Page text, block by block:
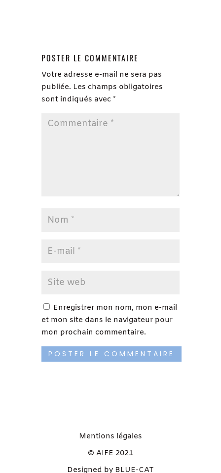
POSTER LE COMMENTAIRE
Votre adresse e-mail ne sera pas
publiée. Les champs obligatoires
sont indiqués avec *
Enregistrer mon nom, mon e-mail
et mon site dans le navigateur pour
mon prochain commentaire.
Mentions légales
© AIFE 2021
Designed by BLUE-CAT